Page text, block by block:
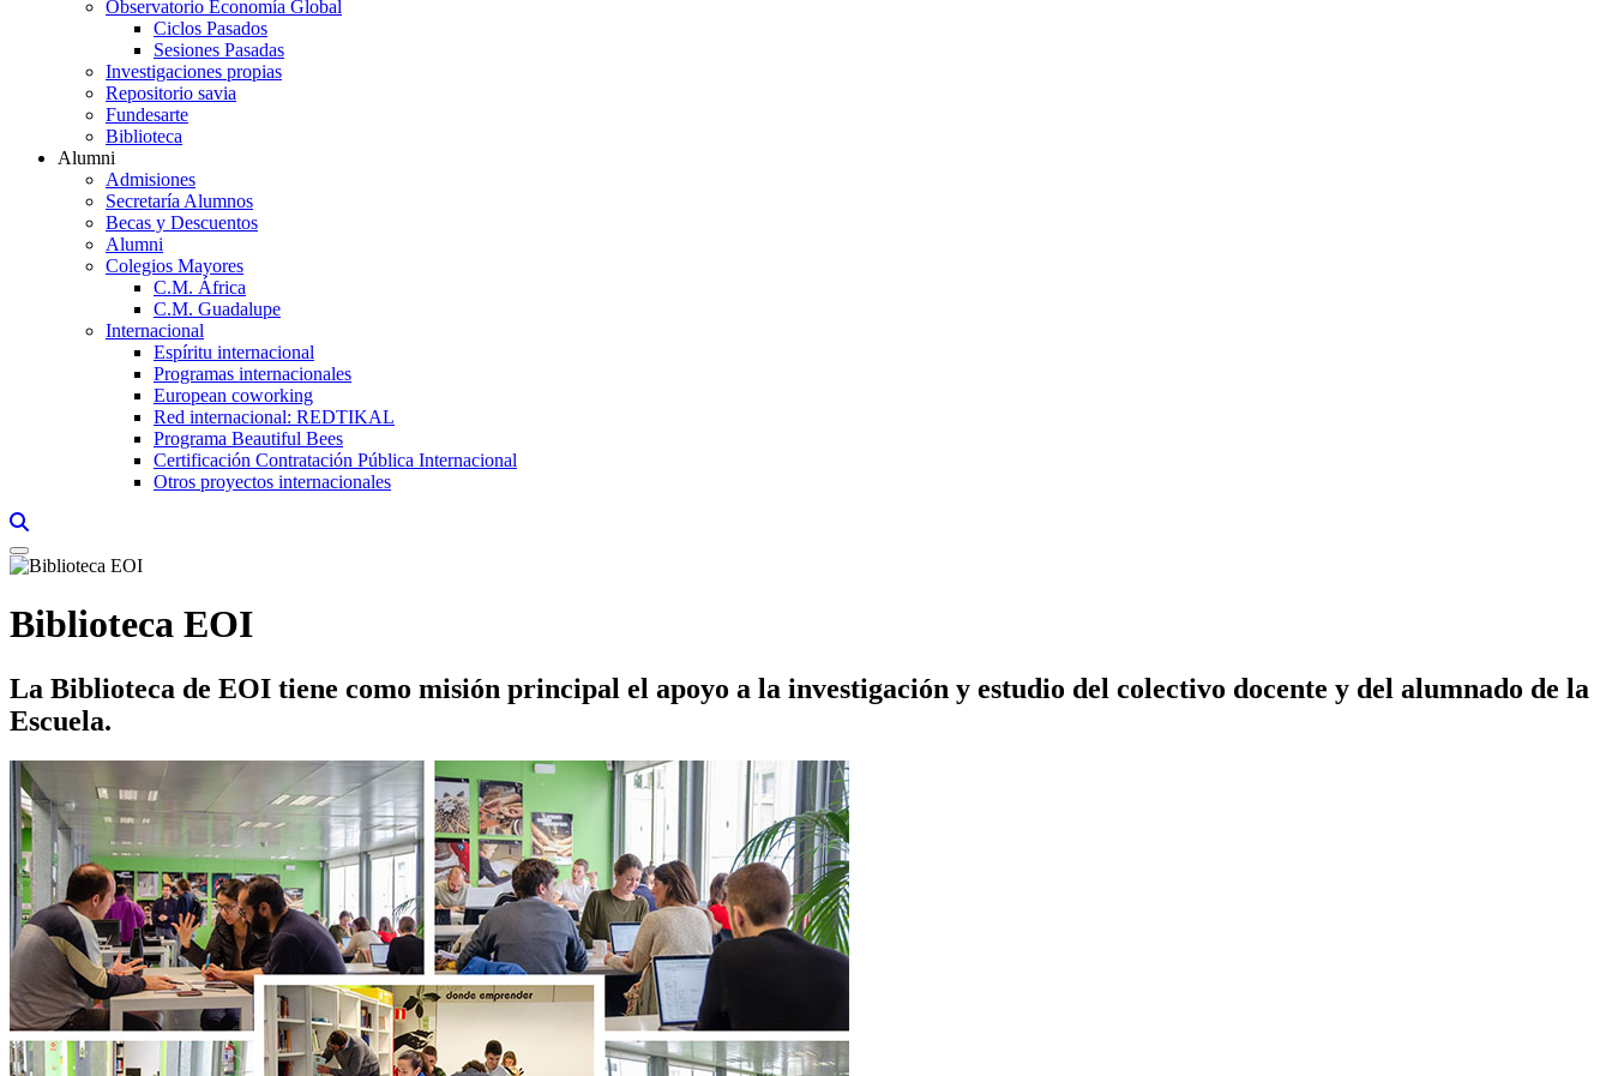
Observatorio Economía Global
Ciclos Pasados
Sesiones Pasadas
Investigaciones propias
Repositorio savia
Fundesarte
Biblioteca
Alumni
Admisiones
Secretaría Alumnos
Becas y Descuentos
Alumni
Colegios Mayores
C.M. África
C.M. Guadalupe
Internacional
Espíritu internacional
Programas internacionales
European coworking
Red internacional: REDTIKAL
Programa Beautiful Bees
Certificación Contratación Pública Internacional
Otros proyectos internacionales
Biblioteca EOI
La Biblioteca de EOI tiene como misión principal el apoyo a la investigación y estudio del colectivo docente y del alumnado de la
Escuela.